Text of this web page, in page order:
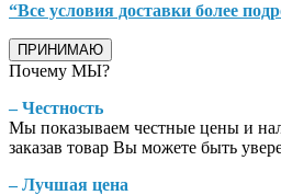
“Все условия доставки более
ПРИНИМАЮ
Почему МЫ?
– Честность
Мы показываем честные цены и
заказав товар Вы можете быть
– Лучшая цена